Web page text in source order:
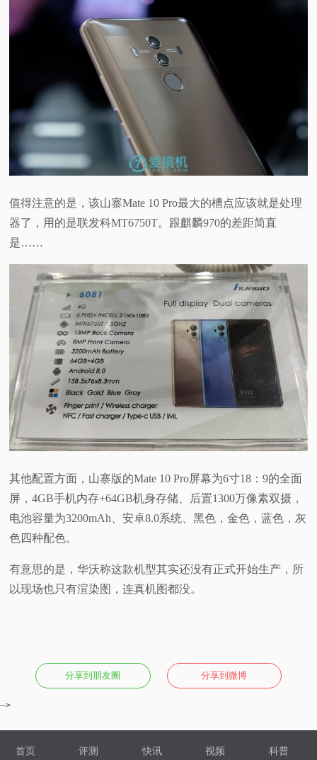
值得注意的是，该山寨Mate 10 Pro最大的槽点应该就是处理
器了，用的是联发科MT6750T。跟麒麟970的差距简直
是……
其他配置方面，山寨版的Mate 10 Pro屏幕为6寸18：9的全面
屏，4GB手机内存+64GB机身存储、后置1300万像素双摄，
电池容量为3200mAh、安卓8.0系统、黑色，金色，蓝色，灰
色四种配色。
有意思的是，华沃称这款机型其实还没有正式开始生产，所
以现场也只有渲染图，连真机图都没。
分享到朋友圈 分享到微博
-->
首页 评测 快讯 视频 科普